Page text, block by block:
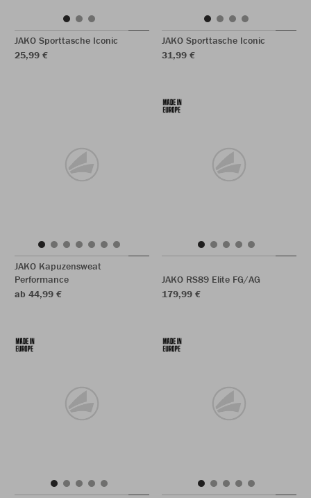
JAKO Sporttasche Iconic
25,99 €
JAKO Sporttasche Iconic
31,99 €
JAKO Kapuzensweat
Performance
ab 44,99 €
JAKO RS89 Elite FG/AG
179,99 €